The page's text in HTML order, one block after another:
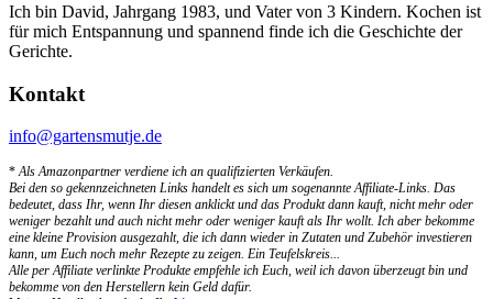
Ich bin David, Jahrgang 1983, und Vater von 3 Kindern. Kochen ist
für mich Entspannung und spannend finde ich die Geschichte der
Gerichte.
Kontakt
info@gartensmutje.de
*Als Amazonpartner verdiene ich an qualifizierten Verkäufen.
Bei den so gekennzeichneten Links handelt es sich um sogenannte Affiliate-Links. Das
bedeutet, dass Ihr, wenn Ihr diesen anklickt und das Produkt dann kauft, nicht mehr oder
weniger bezahlt und auch nicht mehr oder weniger kauft als Ihr wollt. Ich aber bekomme
eine kleine Provision ausgezahlt, die ich dann wieder in Zutaten und Zubehör investieren
kann, um Euch noch mehr Rezepte zu zeigen. Ein Teufelskreis...
Alle per Affiliate verlinkte Produkte empfehle ich Euch, weil ich davon überzeugt bin und
bekomme von den Herstellern kein Geld dafür.